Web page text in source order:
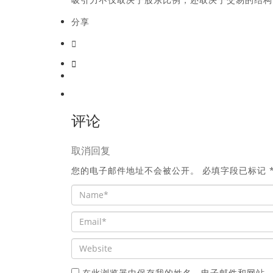
分享
评论
取消回复
您的电子邮件地址不会被公开。 必填字段已标记 *